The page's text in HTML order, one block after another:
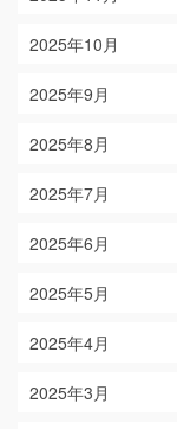
2025年10月
2025年9月
2025年8月
2025年7月
2025年6月
2025年5月
2025年4月
2025年3月